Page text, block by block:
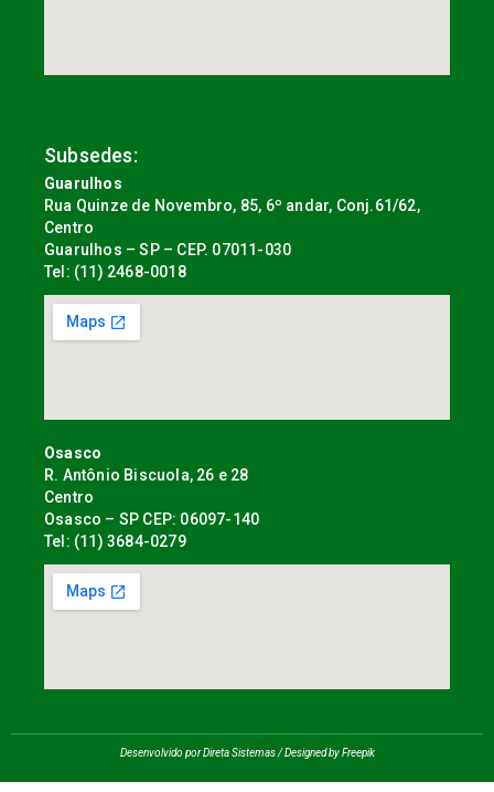
Subsedes:
Guarulhos
Rua Quinze de Novembro, 85, 6º andar, Conj.61/62,
Centro
Guarulhos – SP – CEP. 07011-030
Tel: (11) 2468-0018
Osasco
R. Antônio Biscuola, 26 e 28
Centro
Osasco – SP CEP: 06097-140
Tel: (11) 3684-0279
Desenvolvido por Direta Sistemas /Designed by Freepik